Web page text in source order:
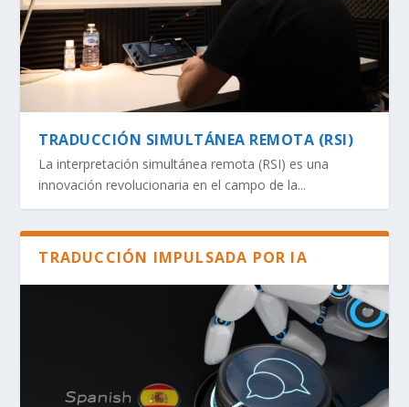
TRADUCCIÓN SIMULTÁNEA REMOTA (RSI)
La interpretación simultánea remota (RSI) es una
innovación revolucionaria en el campo de la...
TRADUCCIÓN IMPULSADA POR IA